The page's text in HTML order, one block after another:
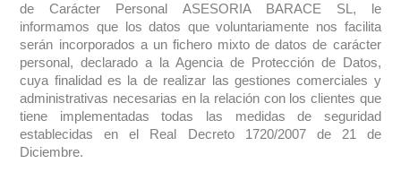
de Carácter Personal ASESORIA BARACE SL , le
informamos que los datos que voluntariamente nos facilita
serán incorporados a un fichero mixto de datos de carácter
personal, declarado a la Agencia de Protección de Datos,
cuya finalidad es la de realizar las gestiones comerciales y
administrativas necesarias en la relación con los clientes que
tiene implementadas todas las medidas de seguridad
establecidas en el Real Decreto 1720/2007 de 21 de
Diciembre.